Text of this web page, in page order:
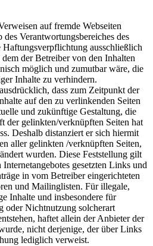
auf fremde Webseiten
Verantwortungsbereiches des
ausschließlich
der Betreiber von den Inhalten
möglich und zumutbar wäre, die
Inhalte zu verhindern.
dass zum Zeitpunkt der
auf den zu verlinkenden Seiten
und zukünftige Gestaltung, die
der gelinkten/verknüpften Seiten hat
Deshalb distanziert er sich hiermit
aller gelinkten /verknüpften Seiten,
wurden. Diese Feststellung gilt
gesetzten Links und
in vom Betreiber eingerichteten
und Mailinglisten. Für illegale,
Inhalte und insbesondere für
oder Nichtnutzung solcherart
haftet allein der Anbieter der
nicht derjenige, der über Links
lediglich verweist.